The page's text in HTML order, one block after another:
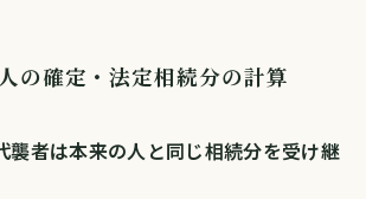
の確定・法定相続分の計算
襲者は本来の人と同じ相続分を受け継